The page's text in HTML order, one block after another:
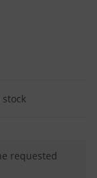
requested